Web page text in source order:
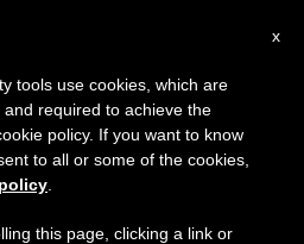
x
tools use cookies, which are
required to achieve the
policy. If you want to know
to all or some of the cookies,
this page, clicking a link or